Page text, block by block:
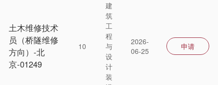
土木维修技术
员（桥隧维修
方向）-北
京-01249
10
建
筑
工
程
与
设
计
装
2026-
06-25
申请